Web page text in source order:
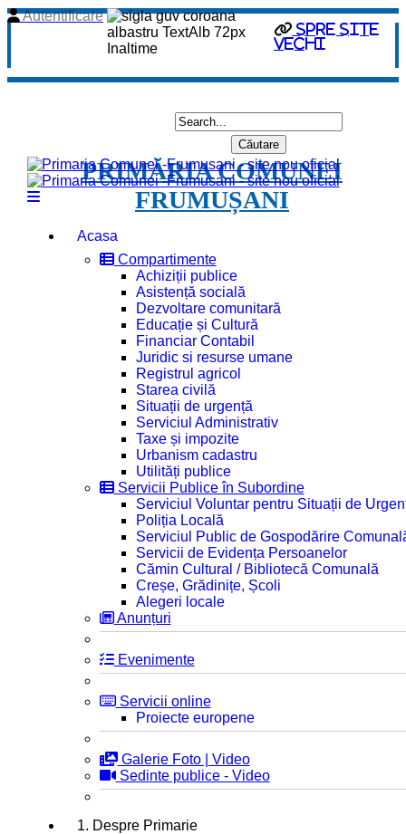
spre site
vechi
Autentificare
PRIMĂRIA COMUNEI
FRUMUȘANI
Acasa
Compartimente
Achiziții publice
Asistență socială
Dezvoltare comunitară
Educație și Cultură
Financiar Contabil
Juridic si resurse umane
Registrul agricol
Starea civilă
Situații de urgență
Serviciul Administrativ
Taxe și impozite
Urbanism cadastru
Utilități publice
Servicii Publice în Subordine
Serviciul Voluntar pentru Situații de
Poliția Locală
Serviciul Public de Gospodărire
Servicii de Evidența Persoanelor
Cămin Cultural / Bibliotecă Comunală
Creșe, Grădinițe, Școli
Alegeri locale
Anunțuri
Evenimente
Servicii online
Proiecte europene
Galerie Foto | Video
Sedinte publice - Video
1. Despre Primarie